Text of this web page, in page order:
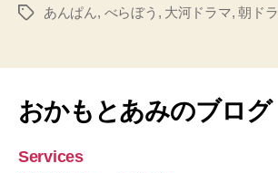
タ
あんぱん, べらぼう , 大河ドラマ,朝ドラ
おかもとあみのブログ
Services